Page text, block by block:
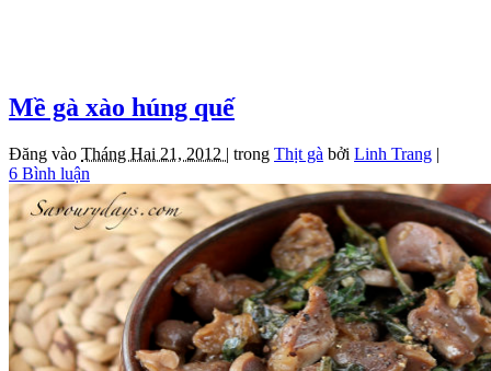
Mề gà xào húng quế
Đăng vào Tháng Hai 21, 2012 | trong Thịt gà bởi Linh Trang |
6 Bình luận